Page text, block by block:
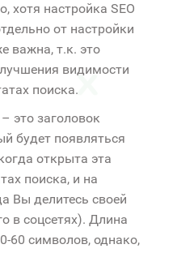
хотя настройка SEO
от настройки
важна, т.к. это
видимости
поиска.
– это заголовок
будет появляться
открыта эта
поиска, и на
Вы делитесь своей
в соцсетях). Длина
60 символов, однако,